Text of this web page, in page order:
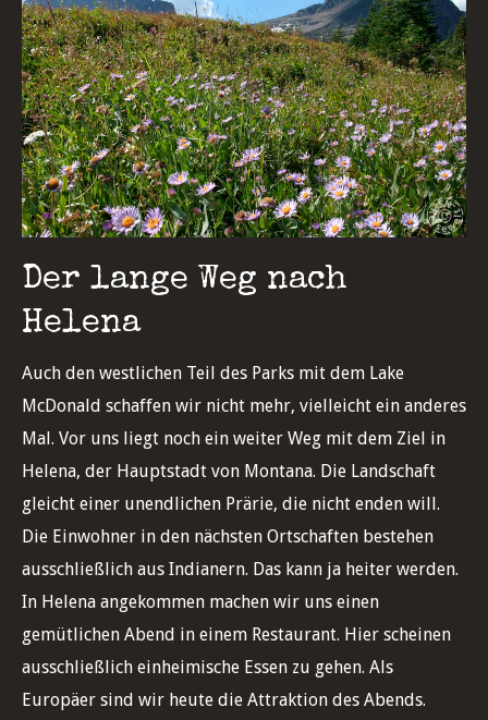
Bl�tenmeer im Park
Der lange Weg nach
Helena
Auch den westlichen Teil des Parks mit dem Lake
McDonald schaffen wir nicht mehr, vielleicht ein anderes
Mal. Vor uns liegt noch ein weiter Weg mit dem Ziel in
Helena, der Hauptstadt von Montana. Die Landschaft
gleicht einer unendlichen Prärie, die nicht enden will.
Die Einwohner in den nächsten Ortschaften bestehen
ausschließlich aus Indianern. Das kann ja heiter werden.
In Helena angekommen machen wir uns einen
gemütlichen Abend in einem Restaurant. Hier scheinen
ausschließlich einheimische Essen zu gehen. Als
Europäer sind wir heute die Attraktion des Abends.